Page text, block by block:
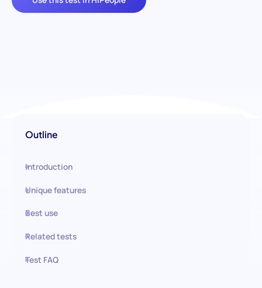
Outline
Introduction
Unique features
Best use
Related tests
Test FAQ